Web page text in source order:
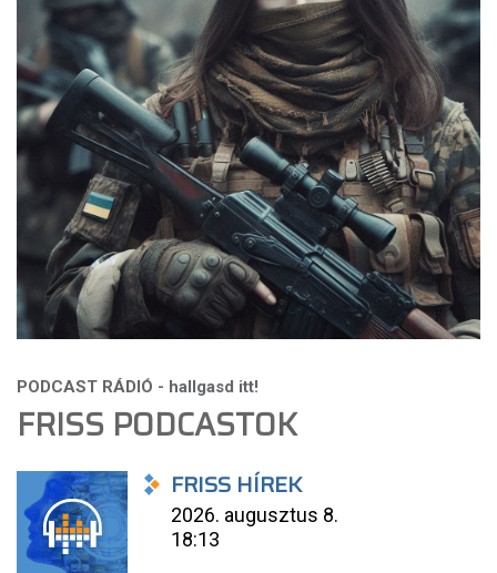
FRISS PODCASTOK
FRISS HÍREK
2026. augusztus 8.
18:13